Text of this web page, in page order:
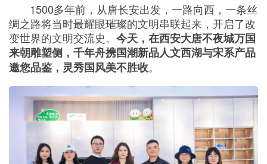
1500多年前，从唐长安出发，一路向西，一条丝
绸之路将当时最耀眼璀璨的文明串联起来，开启了改
变世界的文明交流史。 今天，在西安大唐不夜城万国
来朝雕塑侧，千年舟携国潮新品人文西湖与宋系产品
邀您品鉴，灵秀国风美不胜收。